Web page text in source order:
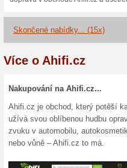
Pokračovat
Získávejte
kupóny do